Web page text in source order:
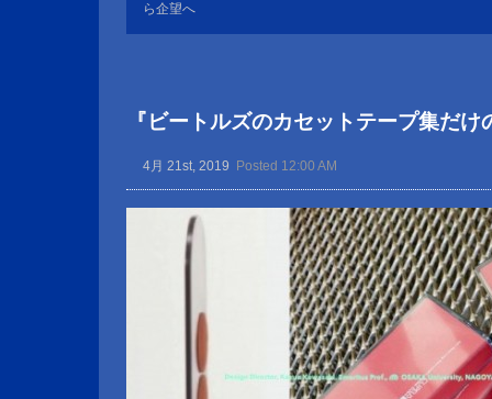
ら企望へ
『ビートルズのカセットテープ集だ
4月 21st, 2019 Posted 12:00 AM